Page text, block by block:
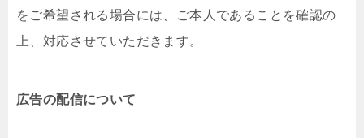
をご希望される場合には、ご本人であることを確認の
上、対応させていただきます。
広告の配信について